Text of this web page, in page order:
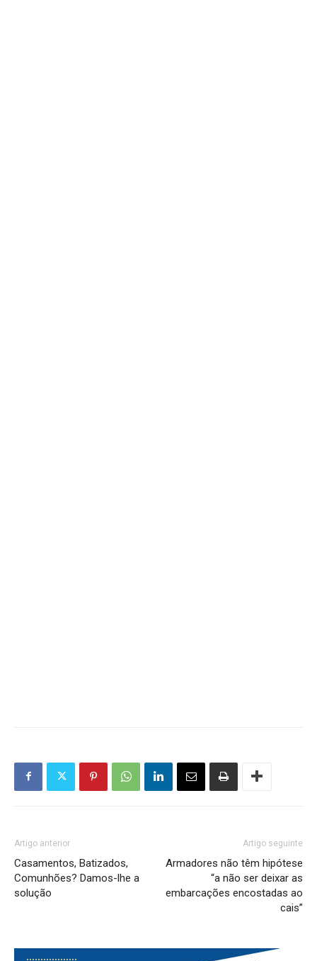
Artigo anterior
Casamentos, Batizados,
Comunhões? Damos-lhe a
solução
Artigo seguinte
Armadores não têm hipótese
“a não ser deixar as
embarcações encostadas ao
cais”